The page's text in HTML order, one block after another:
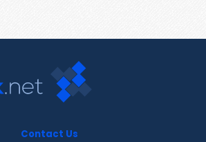
Contact Us